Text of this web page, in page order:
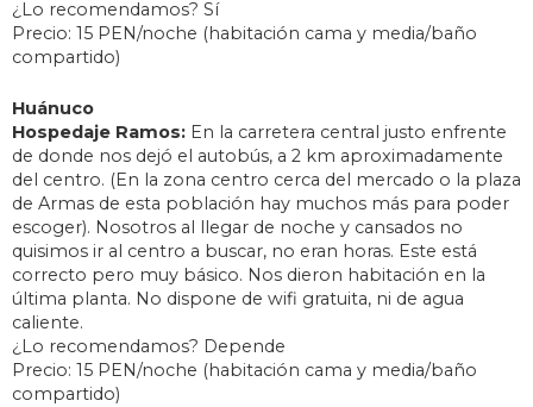
¿Lo recomendamos? Sí
Precio: 15 PEN/noche (habitación cama y media/baño
compartido)
Huánuco
Hospedaje Ramos: En la carretera central justo enfrente
de donde nos dejó el autobús, a 2 km aproximadamente
del centro. (En la zona centro cerca del mercado o la plaza
de Armas de esta población hay muchos más para poder
escoger). Nosotros al llegar de noche y cansados no
quisimos ir al centro a buscar, no eran horas. Este está
correcto pero muy básico. Nos dieron habitación en la
última planta. No dispone de wifi gratuita, ni de agua
caliente.
¿Lo recomendamos? Depende
Precio: 15 PEN/noche (habitación cama y media/baño
compartido)